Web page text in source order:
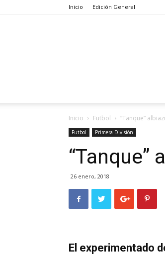
Inicio Edición General
Inicio Futbol “Tanque”
Futbol Primera División
“Tanque”
26 enero, 2018
El experimentado